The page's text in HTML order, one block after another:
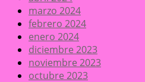
marzo 2024
febrero 2024
enero 2024
diciembre 2023
noviembre 2023
octubre 2023